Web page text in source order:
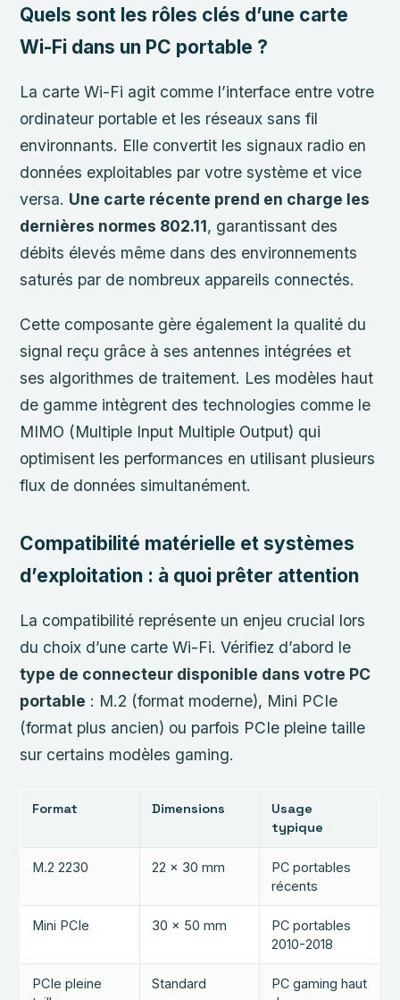
Quels sont les rôles clés d’une carte
Wi-Fi dans un PC portable ?
La carte Wi-Fi agit comme l’interface entre votre
ordinateur portable et les réseaux sans fil
environnants. Elle convertit les signaux radio en
données exploitables par votre système et vice
versa. Une carte récente prend en charge les
dernières normes 802.11, garantissant des
débits élevés même dans des environnements
saturés par de nombreux appareils connectés.
Cette composante gère également la qualité du
signal reçu grâce à ses antennes intégrées et
ses algorithmes de traitement. Les modèles haut
de gamme intègrent des technologies comme le
MIMO (Multiple Input Multiple Output) qui
optimisent les performances en utilisant plusieurs
flux de données simultanément.
Compatibilité matérielle et systèmes
d’exploitation : à quoi prêter attention
La compatibilité représente un enjeu crucial lors
du choix d’une carte Wi-Fi. Vérifiez d’abord le
type de connecteur disponible dans votre PC
portable : M.2 (format moderne), Mini PCIe
(format plus ancien) ou parfois PCIe pleine taille
sur certains modèles gaming.
Format Dimensions
Usage
typique
M.2 2230 22 x 30 mm
PC portables
récents
Mini PCIe 30 x 50 mm
PC portables
2010-2018
PCIe pleine
Standard
PC gaming haut